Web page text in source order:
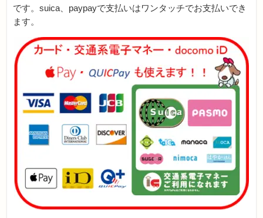
です。suica、paypayで支払いはワンタッチでお支払いでき
ます。